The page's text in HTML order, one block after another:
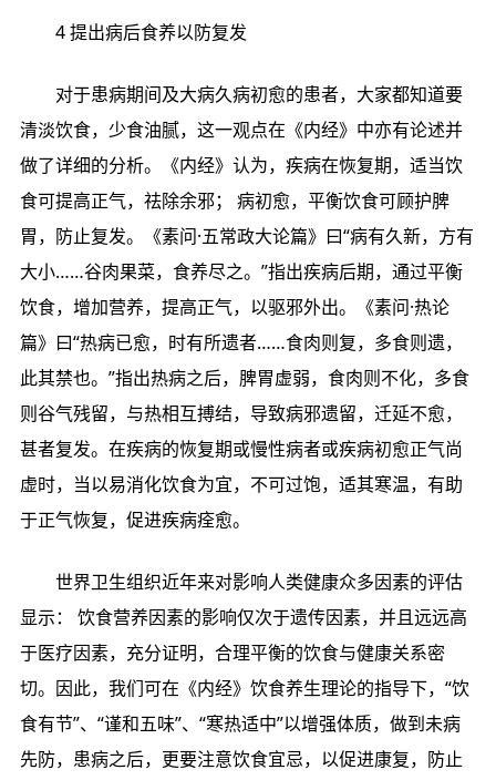
4 提出病后食养以防复发
对于患病期间及大病久病初愈的患者，大家都知道要
清淡饮食，少食油腻，这一观点在《内经》中亦有论述并
做了详细的分析。《内经》认为，疾病在恢复期，适当饮
食可提高正气，祛除余邪； 病初愈，平衡饮食可顾护脾
胃，防止复发。《素问·五常政大论篇》曰“病有久新，方有
大小……谷肉果菜，食养尽之。”指出疾病后期，通过平衡
饮食，增加营养，提高正气，以驱邪外出。《素问·热论
篇》曰“热病已愈，时有所遗者……食肉则复，多食则遗，
此其禁也。”指出热病之后，脾胃虚弱，食肉则不化，多食
则谷气残留，与热相互搏结，导致病邪遗留，迁延不愈，
甚者复发。在疾病的恢复期或慢性病者或疾病初愈正气尚
虚时，当以易消化饮食为宜，不可过饱，适其寒温，有助
于正气恢复，促进疾病痊愈。
世界卫生组织近年来对影响人类健康众多因素的评估
显示： 饮食营养因素的影响仅次于遗传因素，并且远远高
于医疗因素，充分证明，合理平衡的饮食与健康关系密
切。因此，我们可在《内经》饮食养生理论的指导下，“饮
食有节”、“谨和五味”、“寒热适中”以增强体质，做到未病
先防，患病之后，更要注意饮食宜忌，以促进康复，防止